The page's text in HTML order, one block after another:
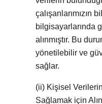
çalışanlarımızın
bilgisayarlarında
alınmıştır. Bu
yönetilebilir ve
sağlar.
(ii) Kişisel
Sağlamak için